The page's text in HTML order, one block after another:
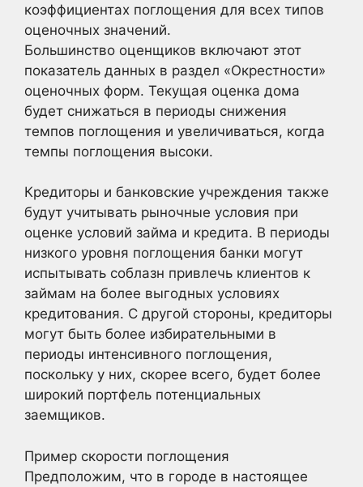
коэффициентах поглощения для всех типов
оценочных значений.
Большинство оценщиков включают этот
показатель данных в раздел «Окрестности»
оценочных форм. Текущая оценка дома
будет снижаться в периоды снижения
темпов поглощения и увеличиваться, когда
темпы поглощения высоки.
Кредиторы и банковские учреждения также
будут учитывать рыночные условия при
оценке условий займа и кредита. В периоды
низкого уровня поглощения банки могут
испытывать соблазн привлечь клиентов к
займам на более выгодных условиях
кредитования. С другой стороны, кредиторы
могут быть более избирательными в
периоды интенсивного поглощения,
поскольку у них, скорее всего, будет более
широкий портфель потенциальных
заемщиков.
Пример скорости поглощения
Предположим, что в городе в настоящее